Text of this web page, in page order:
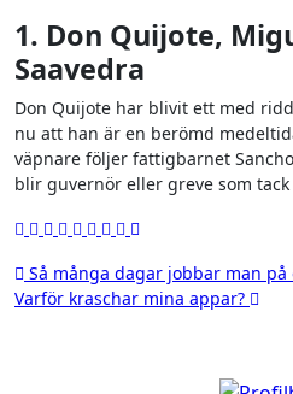
1. Don Quijote,
Saavedra
Don Quijote har blivit ett med
nu att han är en berömd
väpnare följer fattigbarnet
blir guvernör eller greve som
Inläggsnavigering
Så många dagar jobbar man på
Varför kraschar mina appar?